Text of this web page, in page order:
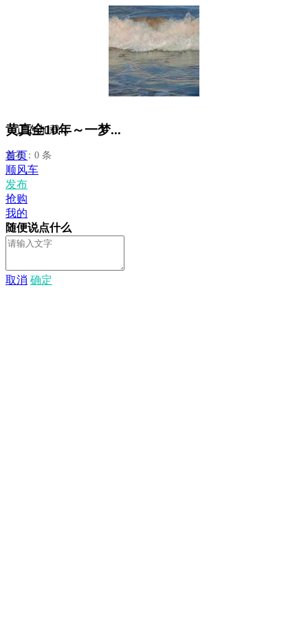
黄真全10年～一梦...
发布：0 条
正在加载...
首页
顺风车
发布
抢购
我的
随便说点什么
取消 确定